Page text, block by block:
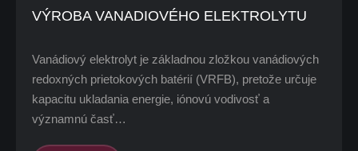
VÝROBA VANADIOVÉHO ELEKTROLYTU
Vanádiový elektrolyt je základnou zložkou vanádiových
redoxných prietokových batérií (VRFB), pretože určuje
kapacitu ukladania energie, iónovú vodivosť a
významnú časť…